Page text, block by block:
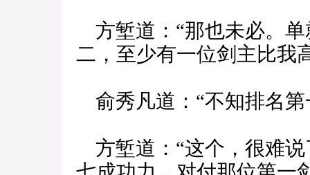
方堑道：“那也未必。
二，至少有一位剑主比我
俞秀凡道：“不知排名第
方堑道：“这个，很难